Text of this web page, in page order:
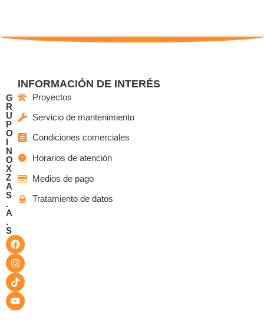
G
R
U
P
O
I
N
O
X
Z
A
S
.
A
.
S
INFORMACIÓN DE INTERÉS
Proyectos
Servicio de mantenimiento
Condiciones comerciales
Horarios de atención
Medios de pago
Tratamiento de datos